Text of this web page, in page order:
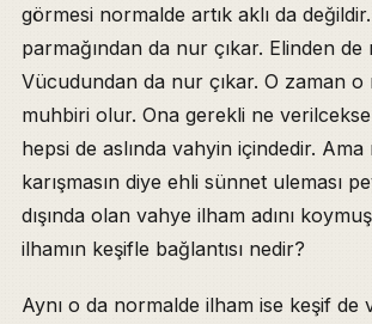
görmesi normalde artık aklı da
parmağından da nur çıkar. Elinden de
Vücudundan da nur çıkar. O zaman
muhbiri olur. Ona gerekli ne
hepsi de aslında vahyin içindedir. Ama
karışmasın diye ehli sünnet uleması
dışında olan vahye ilham adını
ilhamın keşifle bağlantısı nedir?
Aynı o da normalde ilham ise keşif de